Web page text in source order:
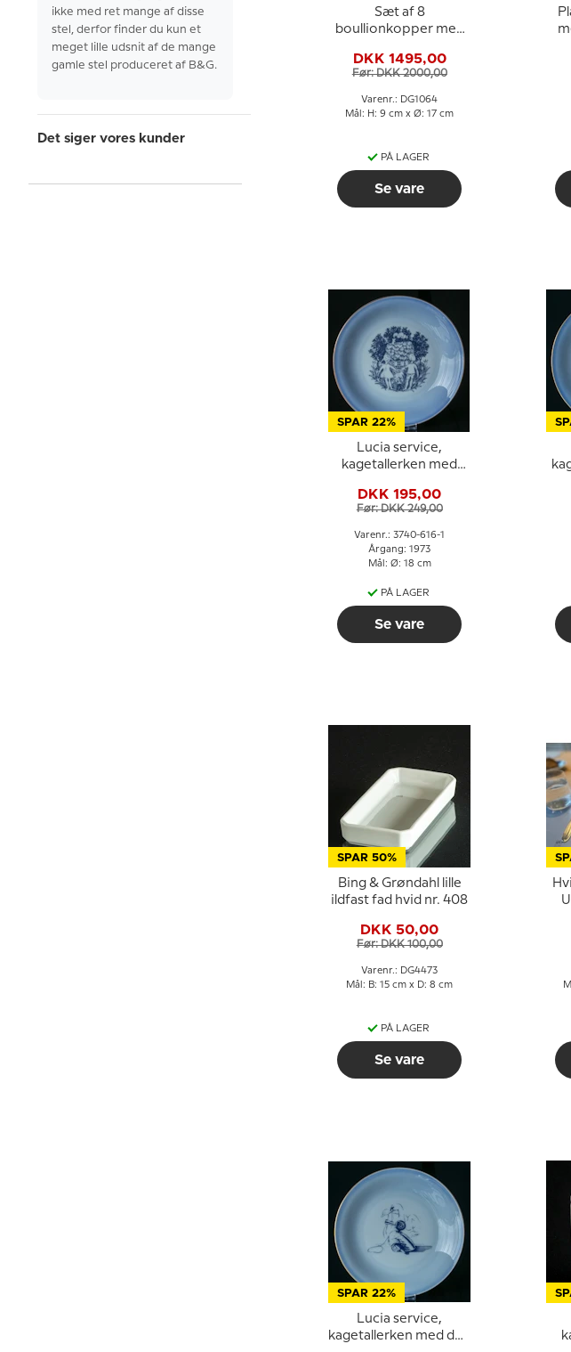
ikke med ret mange af disse
stel, derfor finder du kun et
meget lille udsnit af de mange
gamle stel produceret af B&G.
Det siger vores kunder
Sæt af 8
boullionkopper med
fra Bing & Grøndahl
DKK 1495,00
Før: DKK 2000,00
Varenr.: DG1064
Mål: H: 9 cm x Ø: 17 cm
PÅ LAGER
Se vare
SPAR 22%
Lucia service,
kagetallerken med
honningkagehuset,
Bing & Grøndahl
DKK 195,00
Før: DKK 249,00
Varenr.: 3740-616-1
Årgang: 1973
Mål: Ø: 18 cm
PÅ LAGER
Se vare
SPAR 50%
Bing & Grøndahl lille
ildfast fad hvid nr. 408
DKK 50,00
Før: DKK 100,00
Varenr.: DG4473
Mål: B: 15 cm x D: 8 cm
PÅ LAGER
Se vare
SPAR 22%
Lucia service,
kagetallerken med den